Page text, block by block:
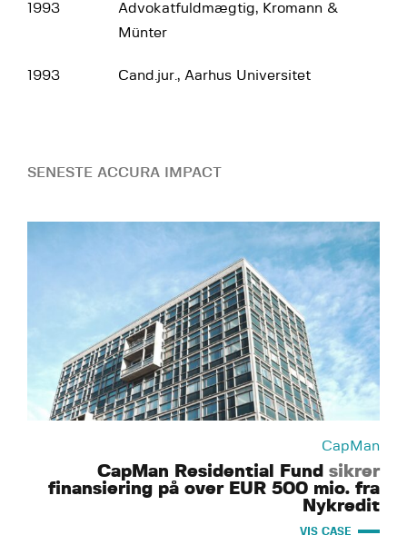
1993
Advokatfuldmægtig, Kromann &
Münter
1993 Cand.jur., Aarhus Universitet
SENESTE ACCURA IMPACT
CapMan
CapMan Residential Fund sikrer
finansiering på over EUR 500 mio. fra
Nykredit
VIS CASE